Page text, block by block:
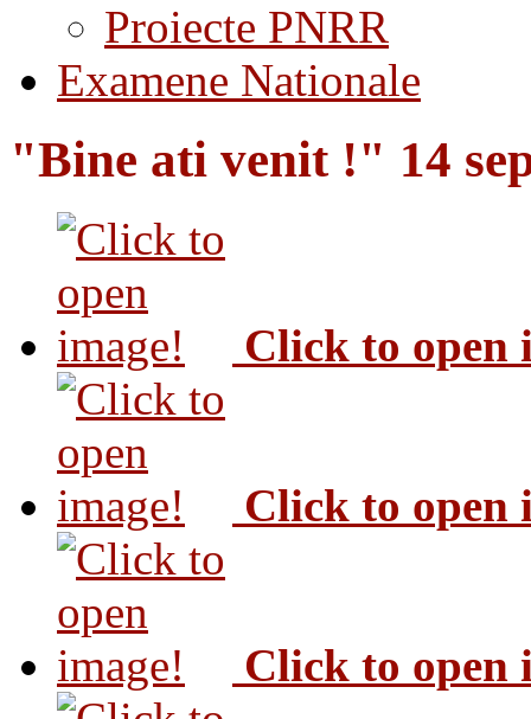
Proiecte PNRR
Examene Nationale
"Bine ati venit !" 14
Click to open
Click to open
Click to open